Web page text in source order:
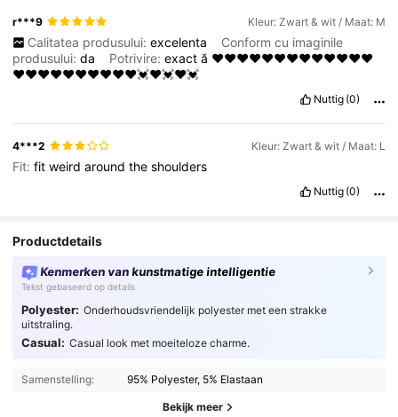
r***9 Kleur: Zwart & wit / Maat: M
Calitatea produsului: excelenta
Conform cu imaginile
produsului:da Potrivire:exactă ❤️❤️❤️❤️❤️❤️❤️❤️❤️❤️❤️❤️❤️
❤️❤️❤️❤️❤️❤️❤️❤️❤️❤️💓❤️💓❤️💓
Nuttig (0)
4***2 Kleur: Zwart & wit / Maat: L
Fit:fitweirdaroundtheshoulders
Nuttig (0)
Productdetails
Kenmerken van kunstmatige intelligentie
Tekst gebaseerd op details
Polyester: Onderhoudsvriendelijk polyester met een strakke
uitstraling.
Casual: Casual look met moeiteloze charme.
Samenstelling: 95% Polyester, 5% Elastaan
Bekijk meer